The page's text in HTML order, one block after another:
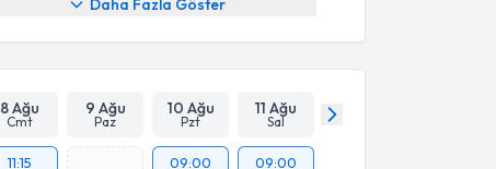
8 Ağu
Cmt
9 Ağu
Paz
10 Ağu
Pzt
11 Ağu
Sal
11:15 09:00 09:00